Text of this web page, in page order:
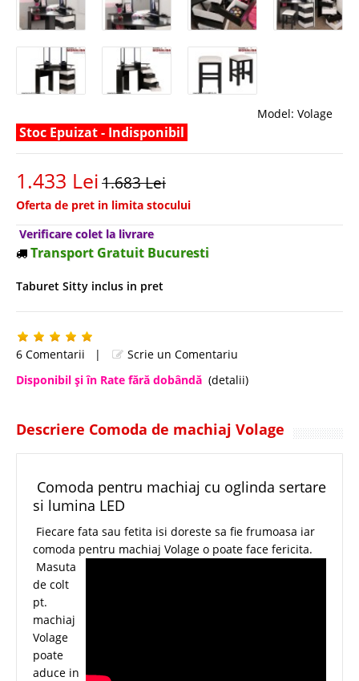
Model: Volage
Stoc Epuizat - Indisponibil
1.433 Lei1.683 Lei
Oferta de pret in limita stocului
Verificare colet la livrare
Transport Gratuit Bucuresti
Taburet Sitty inclus in pret
6 Comentarii |
Scrie un Comentariu
Disponibil şi în Rate fără dobândă (detalii)
Descriere Comoda de machiaj Volage
Comoda pentru machiaj cu oglinda sertare
si lumina LED
Fiecare fata sau fetita isi doreste sa fie frumoasa iar
comoda pentru machiaj Volage o poate face fericita.
Masuta
de colt
pt.
machiaj
Volage
poate
aduce in